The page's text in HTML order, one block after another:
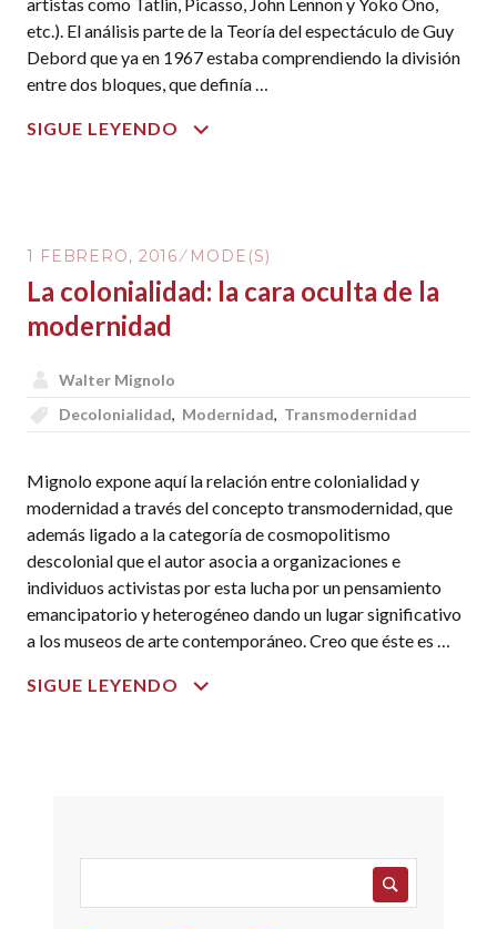
etc.). El análisis parte de la Teoría del espectáculo de Guy
Debord que ya en 1967 estaba comprendiendo la división
entre dos bloques, que definía …
SIGUE LEYENDO
SPECTACLE,
GLOBALIST
ART
1 FEBRERO, 2016 MODE(S)
La colonialidad: la cara oculta de la
modernidad
Walter Mignolo
Decolonialidad, Modernidad, Transmodernidad
Mignolo expone aquí la relación entre colonialidad y
modernidad a través del concepto transmodernidad, que
además ligado a la categoría de cosmopolitismo
descolonial que el autor asocia a organizaciones e
individuos activistas por esta lucha por un pensamiento
emancipatorio y heterogéneo dando un lugar significativo
a los museos de arte contemporáneo. Creo que éste es …
SIGUE LEYENDO
LA